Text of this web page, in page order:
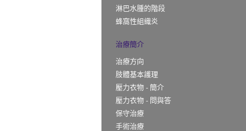
淋巴水腫的階段
蜂窩性組織炎
治療簡介
治療方向
肢體基本護理
壓力衣物 - 簡介
壓力衣物 - 問與答
保守治療
手術治療